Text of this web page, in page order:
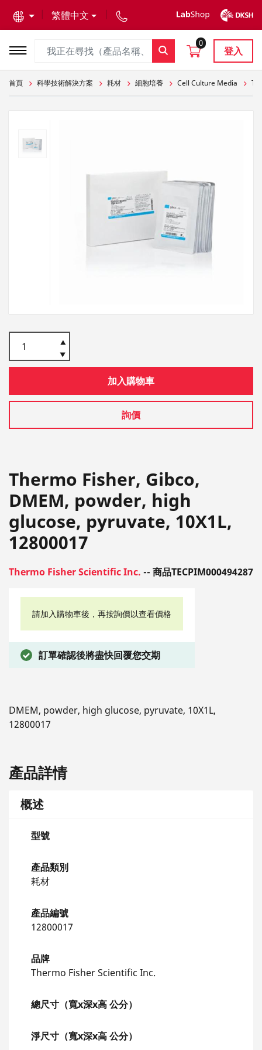
繁體中文
0
登入
首頁 科學技術解決方案 耗材 細胞培養 Cell Culture Media
加入購物車
詢價
Thermo Fisher, Gibco,
DMEM, powder, high
glucose, pyruvate, 10X1L,
12800017
Thermo Fisher Scientific Inc. -- 商品TECPIM000494287
請加入購物車後，再按詢價以查看價格
訂單確認後將盡快回覆您交期
DMEM, powder, high glucose, pyruvate, 10X1L,
12800017
產品詳情
概述
型號
產品類別
耗材
產品編號
12800017
品牌
Thermo Fisher Scientific Inc.
總尺寸（寬x深x高 公分）
淨尺寸（寬x深x高 公分）